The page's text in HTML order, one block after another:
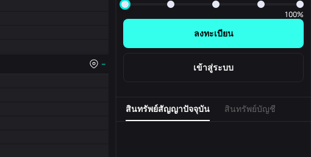
--
100%
ลงทะเบียน
เข้าสู่ระบบ
สินทรัพย์สัญญาปัจจุบัน สินทรัพย์บัญชี